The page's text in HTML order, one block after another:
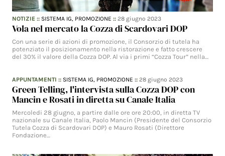
NOTIZIE :: SISTEMA IG, PROMOZIONE ::28 giugno 2023
Vola nel mercato la Cozza di Scardovari DOP
Con una serie di azioni di promozione, il Consorzio di tutela ha
potenziato il posizionamento nella ristorazione e fatto crescere
del 30% il valore della Cozza DOP. Al via i primi “Cozza Tour” nella…
APPUNTAMENTI :: SISTEMA IG, PROMOZIONE ::28 giugno 2023
Green Telling, l'intervista sulla Cozza DOP con
Mancin e Rosati in diretta su Canale Italia
Mercoledi 28 giugno, a partire dalle ore ore 20:00, in diretta TV
nazionale su Canale Italia, Paolo Mancin (Presidente del Consorzio
Tutela Cozza di Scardovari DOP) e Mauro Rosati (Direttore
Fondazione…